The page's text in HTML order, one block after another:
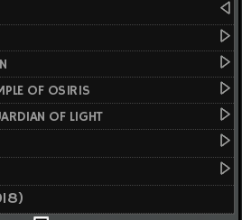
OF OSIRIS
OF LIGHT